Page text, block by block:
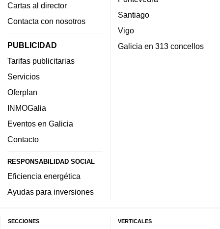
Cartas al director
Contacta con nosotros
PUBLICIDAD
Tarifas publicitarias
Servicios
Oferplan
INMOGalia
Eventos en Galicia
Contacto
RESPONSABILIDAD SOCIAL
Eficiencia energética
Ayudas para inversiones
Santiago
Vigo
Galicia en 313 concellos
SECCIONES VERTICALES